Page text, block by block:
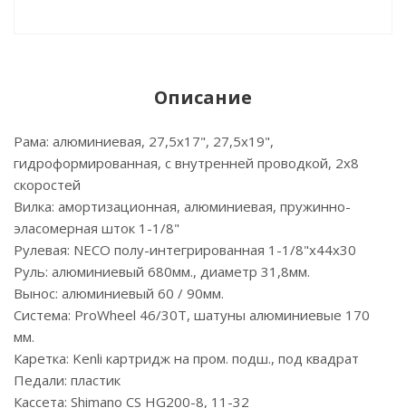
Описание
Рама: алюминиевая, 27,5х17", 27,5х19",
гидроформированная, с внутренней проводкой, 2х8
скоростей
Вилка: амортизационная, алюминиевая, пружинно-
эласомерная шток 1-1/8"
Рулевая: NECO полу-интегрированная 1-1/8"х44х30
Руль: алюминиевый 680мм., диаметр 31,8мм.
Вынос: алюминиевый 60 / 90мм.
Система: ProWheel 46/30T, шатуны алюминиевые 170
мм.
Каретка: Kenli картридж на пром. подш., под квадрат
Педали: пластик
Кассета: Shimano CS HG200-8, 11-32